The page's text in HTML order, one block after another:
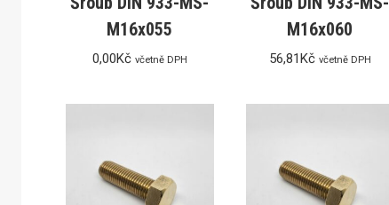
M16x055
0,00Kč včetně DPH
M16x060
56,81Kč včetně DPH